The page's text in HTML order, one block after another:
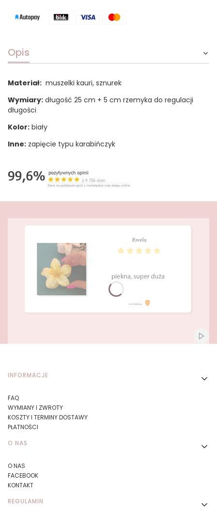
Opis
Materiał: muszelki kauri, sznurek
Wymiary: długość 25 cm + 5 cm rzemyka do regulacji
długości
Kolor: biały
Inne: zapięcie typu karabińczyk
Linki w stopce
INFORMACJE
FAQ
WYMIANY I ZWROTY
KOSZTY I TERMINY DOSTAWY
PŁATNOŚCI
O NAS
O NAS
FACEBOOK
KONTAKT
REGULAMIN